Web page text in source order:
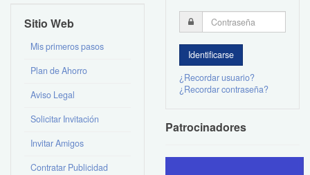
Sitio Web
Mis primeros pasos
Plan de Ahorro
Aviso Legal
Solicitar Invitación
Invitar Amigos
Contratar Publicidad
¿Recordar usuario?
¿Recordar contraseña?
Patrocinadores